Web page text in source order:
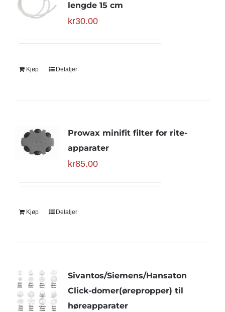
lengde 15 cm
kr30.00
Kjøp Detaljer
Prowax minifit filter for rite-
apparater
kr85.00
Kjøp Detaljer
Sivantos/Siemens/Hansaton
Click-domer(ørepropper) til
høreapparater